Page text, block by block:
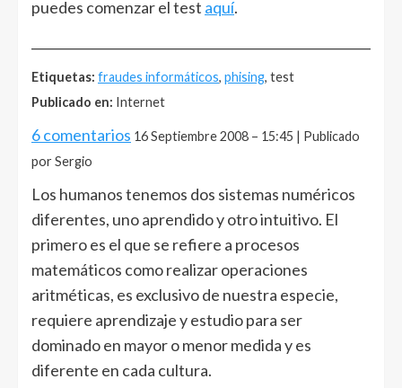
puedes comenzar el test aquí.
Etiquetas: fraudes informáticos, phising, test
Publicado en: Internet
6 comentarios 16 Septiembre 2008 – 15:45 | Publicado
por Sergio
Los humanos tenemos dos sistemas numéricos
diferentes, uno aprendido y otro intuitivo. El
primero es el que se refiere a procesos
matemáticos como realizar operaciones
aritméticas, es exclusivo de nuestra especie,
requiere aprendizaje y estudio para ser
dominado en mayor o menor medida y es
diferente en cada cultura.